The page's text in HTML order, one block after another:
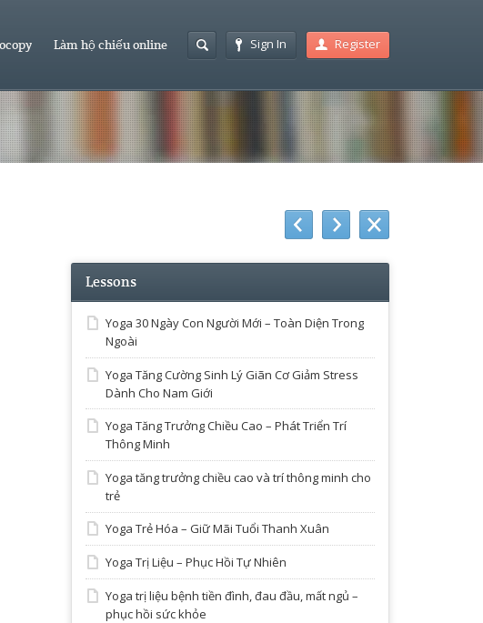
Sign In Register
Làm hộ chiếu online
Lessons
Yoga 30 Ngày Con Người Mới – Toàn Diện Trong
Ngoài
Yoga Tăng Cường Sinh Lý Giãn Cơ Giảm Stress
Dành Cho Nam Giới
Yoga Tăng Trưởng Chiều Cao – Phát Triển Trí
Thông Minh
Yoga tăng trưởng chiều cao và trí thông minh cho
trẻ
Yoga Trẻ Hóa – Giữ Mãi Tuổi Thanh Xuân
Yoga Trị Liệu – Phục Hồi Tự Nhiên
Yoga trị liệu bệnh tiền đình, đau đầu, mất ngủ –
phục hồi sức khỏe